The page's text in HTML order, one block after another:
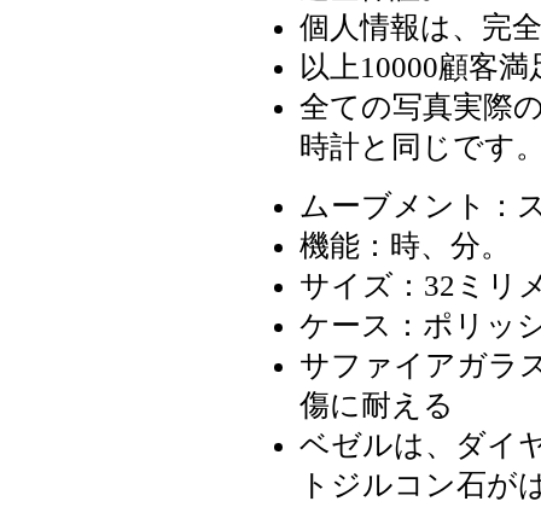
個人情報は、完
以上10000顧客満
全ての写真実際
時計と同じです
ムーブメント：
機能：時、分。
サイズ：32ミリ
ケース：ポリッ
サファイアガラ
傷に耐える
ベゼルは、ダイ
トジルコン石が